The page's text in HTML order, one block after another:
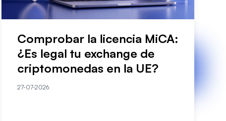
Comprobar la licencia MiCA:
¿Es legal tu exchange de
criptomonedas en la UE?
27-07-2026